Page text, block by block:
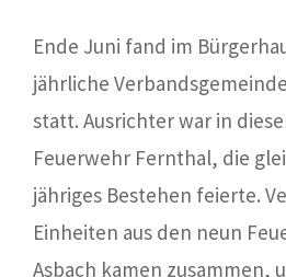
Ende Juni fand im
jährliche
statt. Ausrichter war in
Feuerwehr Fernthal, die
jähriges Bestehen feierte.
Einheiten aus den neun
Asbach kamen zusammen,